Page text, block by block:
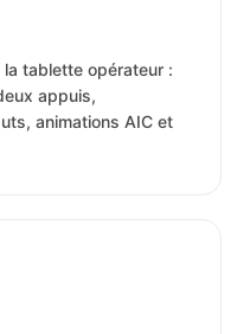
tablette opérateur :
appuis,
animations AIC et